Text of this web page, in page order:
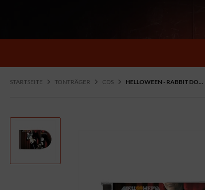
STARTSEITE TONTRÄGER CDS HELLOWEEN - RABBIT DONT COME EASY, CD